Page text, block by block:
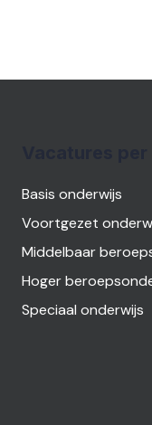
Basis onderwijs
Voortgezet
Middelbaar
Hoger
Speciaal onderwijs